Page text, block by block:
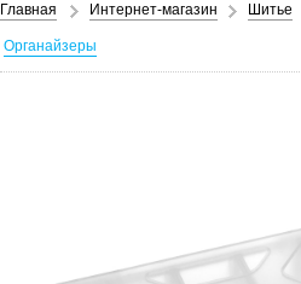
Главная Интернет-магазин Шитье
Органайзеры